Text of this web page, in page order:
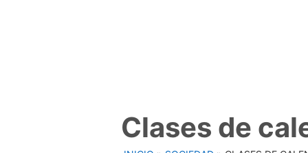
Clases de